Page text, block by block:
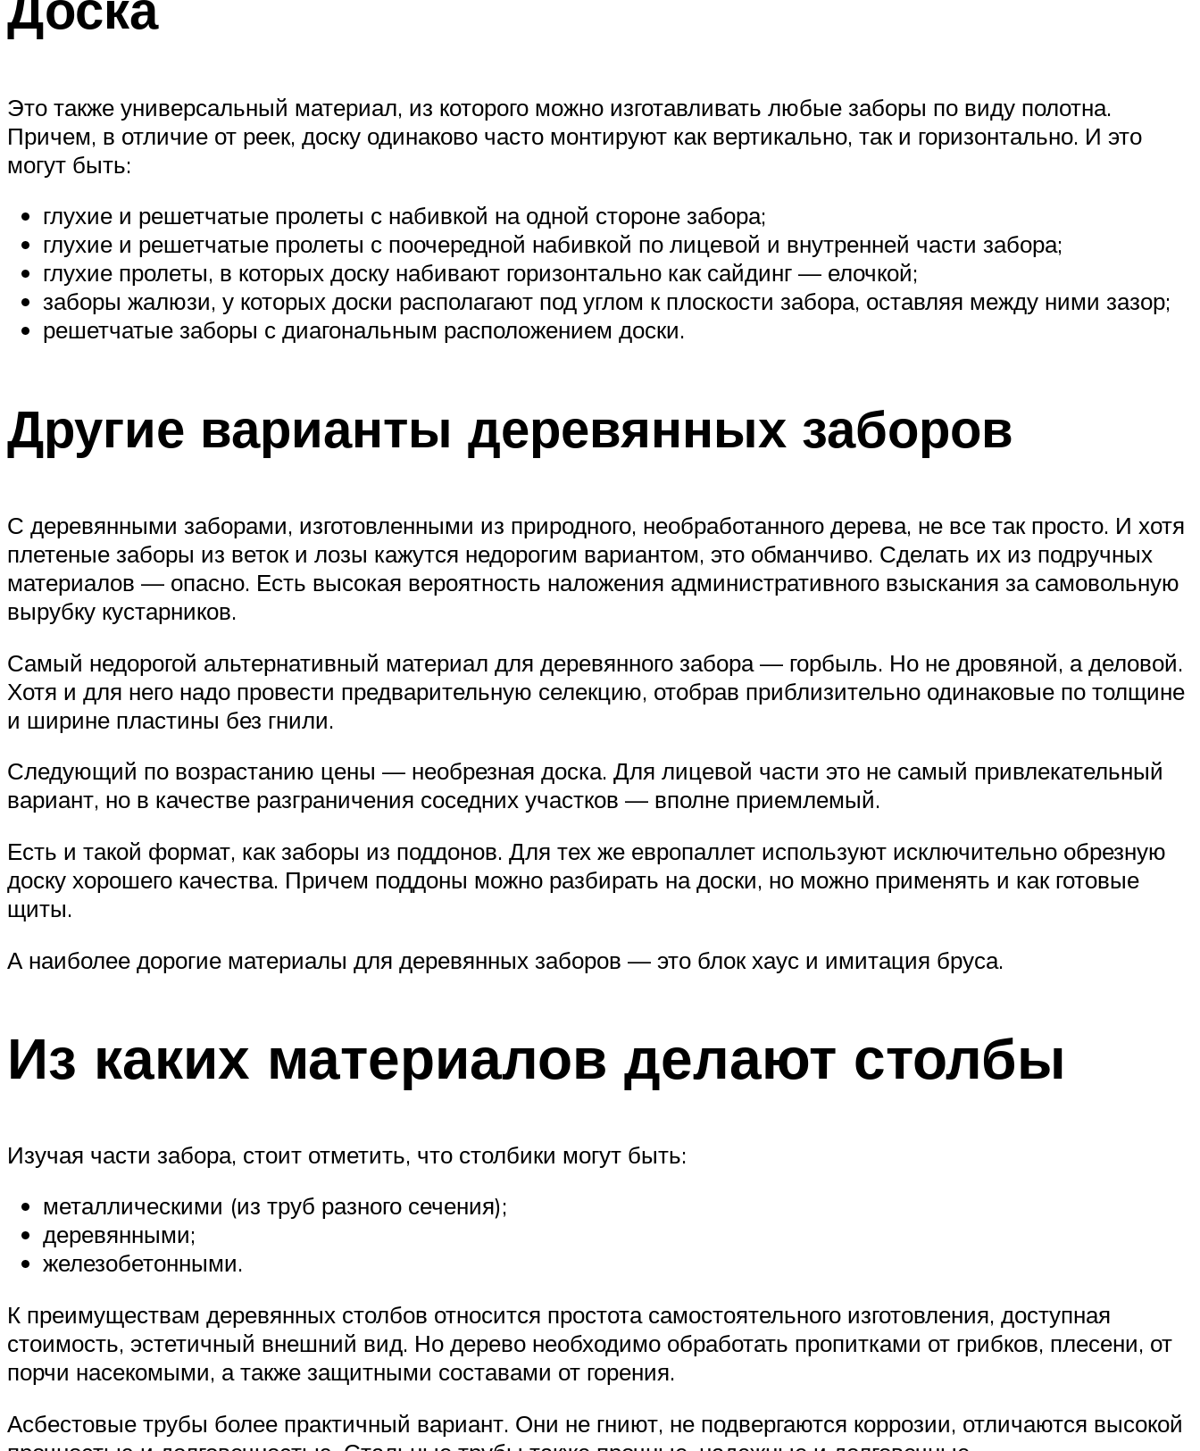
Это также универсальный материал, из которого можно изготавливать любые заборы по виду полотна.
Причем, в отличие от реек, доску одинаково часто монтируют как вертикально, так и горизонтально. И это
могут быть:
глухие и решетчатые пролеты с набивкой на одной стороне забора;
глухие и решетчатые пролеты с поочередной набивкой по лицевой и внутренней части забора;
глухие пролеты, в которых доску набивают горизонтально как сайдинг — елочкой;
заборы жалюзи, у которых доски располагают под углом к плоскости забора, оставляя между ними зазор;
решетчатые заборы с диагональным расположением доски.
Другие варианты деревянных заборов
С деревянными заборами, изготовленными из природного, необработанного дерева, не все так просто. И хотя
плетеные заборы из веток и лозы кажутся недорогим вариантом, это обманчиво. Сделать их из подручных
материалов — опасно. Есть высокая вероятность наложения административного взыскания за самовольную
вырубку кустарников.
Самый недорогой альтернативный материал для деревянного забора — горбыль. Но не дровяной, а деловой.
Хотя и для него надо провести предварительную селекцию, отобрав приблизительно одинаковые по толщине
и ширине пластины без гнили.
Следующий по возрастанию цены — необрезная доска. Для лицевой части это не самый привлекательный
вариант, но в качестве разграничения соседних участков — вполне приемлемый.
Есть и такой формат, как заборы из поддонов. Для тех же европаллет используют исключительно обрезную
доску хорошего качества. Причем поддоны можно разбирать на доски, но можно применять и как готовые
щиты.
А наиболее дорогие материалы для деревянных заборов — это блок хаус и имитация бруса.
Из каких материалов делают столбы
Изучая части забора, стоит отметить, что столбики могут быть:
металлическими (из труб разного сечения);
деревянными;
железобетонными.
К преимуществам деревянных столбов относится простота самостоятельного изготовления, доступная
стоимость, эстетичный внешний вид. Но дерево необходимо обработать пропитками от грибков, плесени, от
порчи насекомыми, а также защитными составами от горения.
Асбестовые трубы более практичный вариант. Они не гниют, не подвергаются коррозии, отличаются высокой